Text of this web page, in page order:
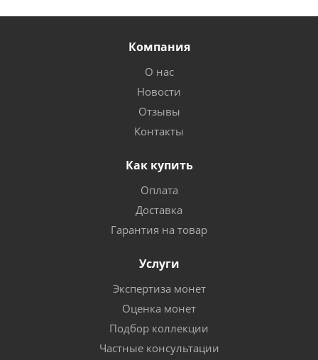
Компания
О нас
Новости
Отзывы
Контакты
Как купить
Оплата
Доставка
Гарантия на товар
Услуги
Экспертиза монет
Оценка монет
Подбор коллекции
Частные консультации